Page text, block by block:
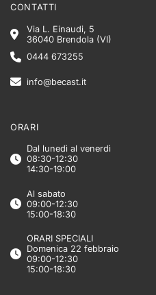
CONTATTI
Via L. Einaudi, 5
36040 Brendola (VI)
0444 673255
info@becast.it
ORARI
Dal lunedì al venerdì
08:30-12:30
14:30-19:00
Al sabato
09:00-12:30
15:00-18:30
ORARI SPECIALI
Domenica 22 febbraio
09:00-12:30
15:00-18:30